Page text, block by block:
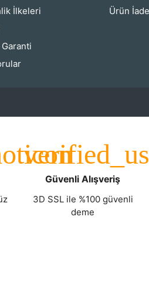
İlkeleri
Ürün
Güvenli Alışveriş
3D SSL ile %100 güvenli
deme